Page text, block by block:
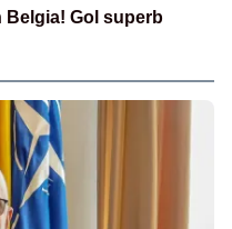
Belgia! Gol superb